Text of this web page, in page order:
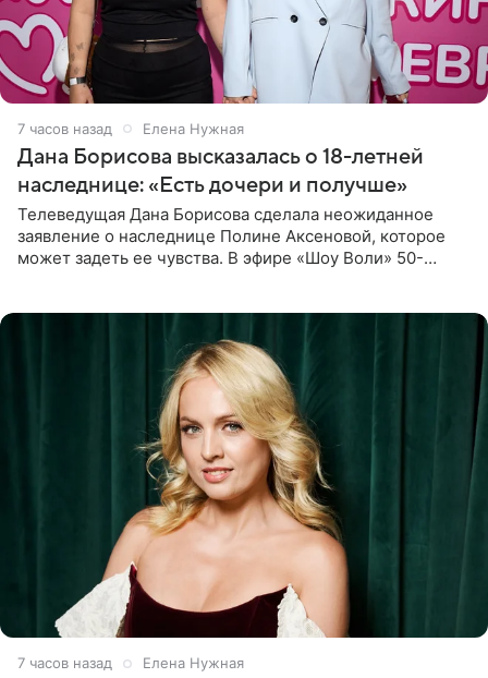
7 часов назад Елена Нужная
Дана Борисова высказалась о 18-летней
наследнице: «Есть дочери и получше»
Телеведущая Дана Борисова сделала неожиданное
заявление о наследнице Полине Аксеновой, которое
может задеть ее чувства. В эфире «Шоу Воли» 50-
7 часов назад Елена Нужная